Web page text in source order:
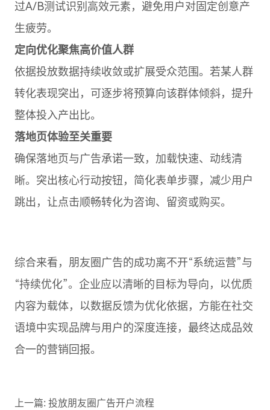
过A/B测试识别高效元素，避免用户对固定创意产
生疲劳。
定向优化聚焦高价值人群
依据投放数据持续收敛或扩展受众范围。若某人群
转化表现突出，可逐步将预算向该群体倾斜，提升
整体投入产出比。
落地页体验至关重要
确保落地页与广告承诺一致，加载快速、动线清
晰。突出核心行动按钮，简化表单步骤，减少用户
跳出，让点击顺畅转化为咨询、留资或购买。
综合来看，朋友圈广告的成功离不开“系统运营”与
“持续优化”。企业应以清晰的目标为导向，以优质
内容为载体，以数据反馈为优化依据，方能在社交
语境中实现品牌与用户的深度连接，最终达成品效
合一的营销回报。
上一篇:投放朋友圈广告开户流程